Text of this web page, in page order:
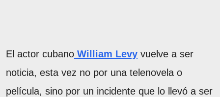
El actor cubano William Levy vuelve a ser
noticia, esta vez no por una telenovela o
película, sino por un incidente que lo llevó a ser